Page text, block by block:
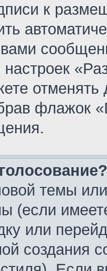
к
настроек
флажок
темы
(если
или
создания